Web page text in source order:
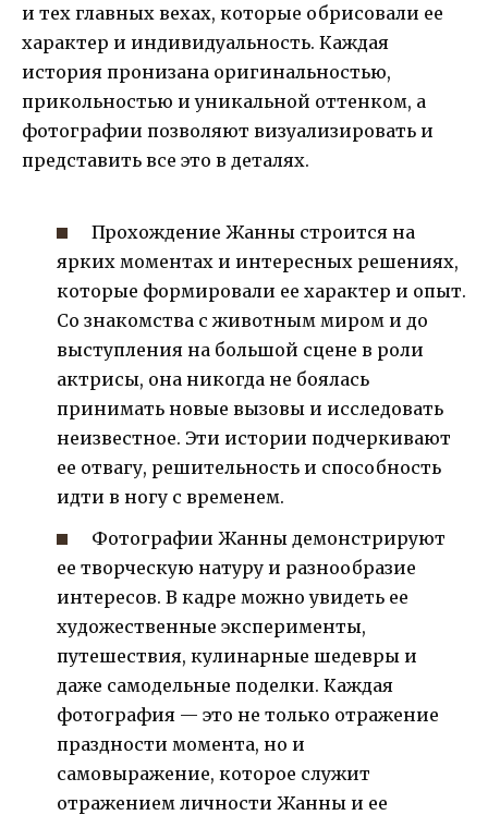
и тех главных вехах, которые обрисовали ее
характер и индивидуальность. Каждая
история пронизана оригинальностью,
прикольностью и уникальной оттенком, а
фотографии позволяют визуализировать и
представить все это в деталях.
Прохождение Жанны строится на
ярких моментах и интересных решениях,
которые формировали ее характер и опыт.
Со знакомства с животным миром и до
выступления на большой сцене в роли
актрисы, она никогда не боялась
принимать новые вызовы и исследовать
неизвестное. Эти истории подчеркивают
ее отвагу, решительность и способность
идти в ногу с временем.
Фотографии Жанны демонстрируют
ее творческую натуру и разнообразие
интересов. В кадре можно увидеть ее
художественные эксперименты,
путешествия, кулинарные шедевры и
даже самодельные поделки. Каждая
фотография — это не только отражение
праздности момента, но и
самовыражение, которое служит
отражением личности Жанны и ее